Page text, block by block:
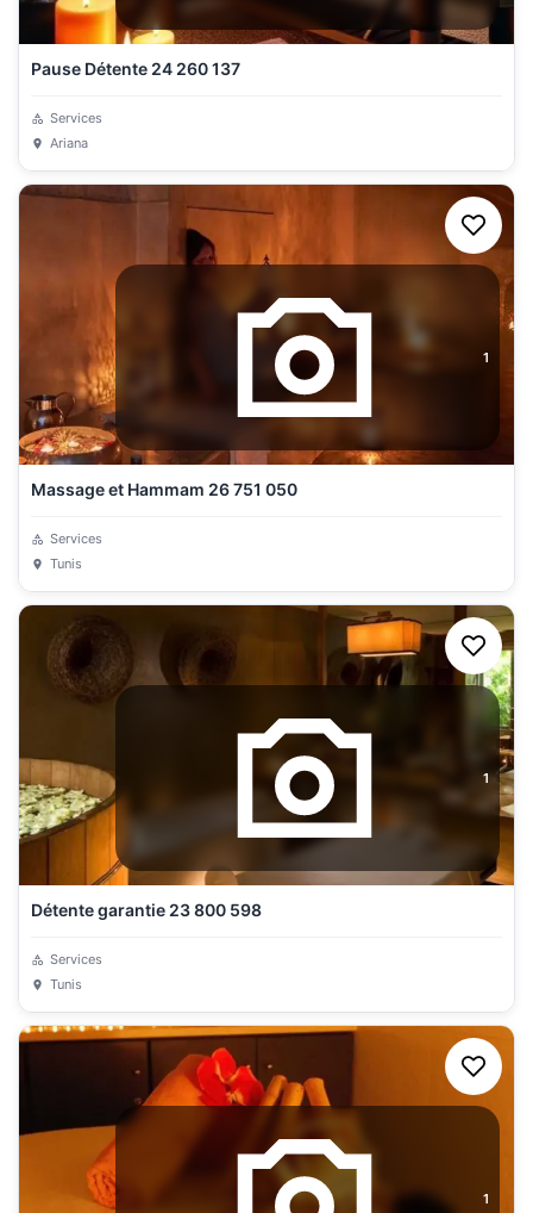
Pause Détente 24 260 137
Services
Ariana
1
Massage et Hammam 26 751 050
Services
Tunis
1
Détente garantie 23 800 598
Services
Tunis
1